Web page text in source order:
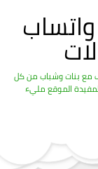
مع بنات وشباب من كل
الموقع مليء